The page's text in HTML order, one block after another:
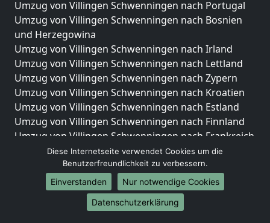
Umzug von Villingen Schwenningen nach Portugal
Umzug von Villingen Schwenningen nach Bosnien
und Herzegowina
Umzug von Villingen Schwenningen nach Irland
Umzug von Villingen Schwenningen nach Lettland
Umzug von Villingen Schwenningen nach Zypern
Umzug von Villingen Schwenningen nach Kroatien
Umzug von Villingen Schwenningen nach Estland
Umzug von Villingen Schwenningen nach Finnland
Umzug von Villingen Schwenningen nach Frankreich
Umzug von Villingen Schwenningen nach
Griechenland
Umzug von Villingen Schwenningen nach Italien
Umzug von Villingen Schwenningen nach
Diese Internetseite verwendet Cookies um die
Benutzerfreundlichkeit zu verbessern.
Einverstanden
Nur notwendige Cookies
Datenschutzerklärung